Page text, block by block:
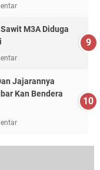
M3A Diduga
Jajarannya
Kan Bendera